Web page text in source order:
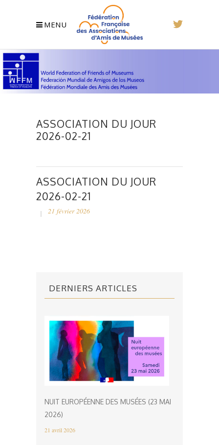
MENU
ASSOCIATION DU JOUR
2026-02-21
ASSOCIATION DU JOUR
2026-02-21
21 février 2026
DERNIERS ARTICLES
NUIT EUROPÉENNE DES MUSÉES (23 MAI
2026)
21 avril 2026